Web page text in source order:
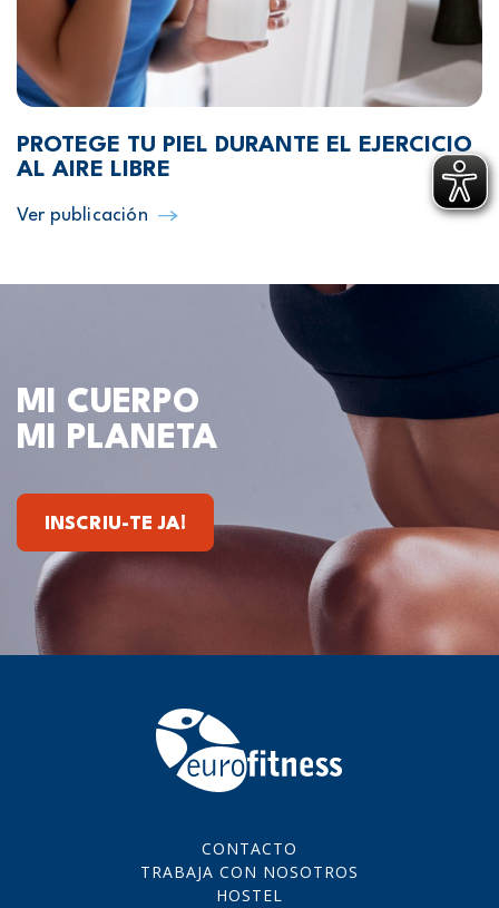
PROTEGE TU PIEL DURANTE EL EJERCICIO
AL AIRE LIBRE
Ver publicación
MI CUERPO
MI PLANETA
INSCRIU-TE JA!
CONTACTO
TRABAJA CON NOSOTROS
HOSTEL